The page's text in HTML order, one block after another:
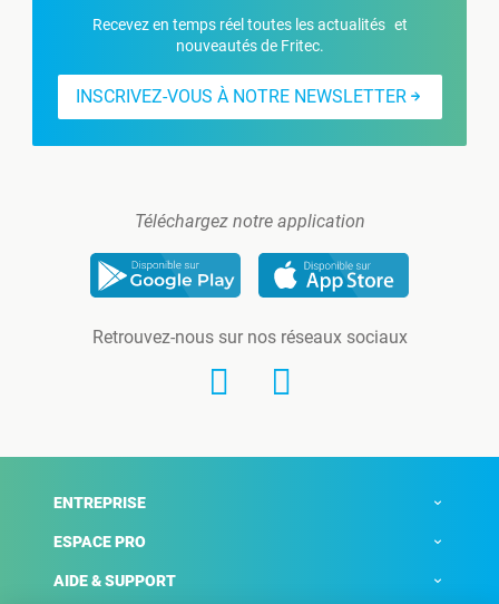
Recevez en temps réel toutes les actualités et
nouveautés de Fritec.
INSCRIVEZ-VOUS À NOTRE NEWSLETTER
Téléchargez notre application
Retrouvez-nous sur nos réseaux sociaux
ENTREPRISE
ESPACE PRO
AIDE & SUPPORT